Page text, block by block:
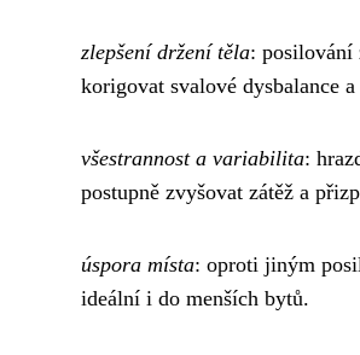
zlepšení držení těla: posilování
korigovat svalové dysbalance
všestrannost a variabilita:
postupně zvyšovat zátěž a
úspora místa: oproti jiným
ideální i do menších bytů.